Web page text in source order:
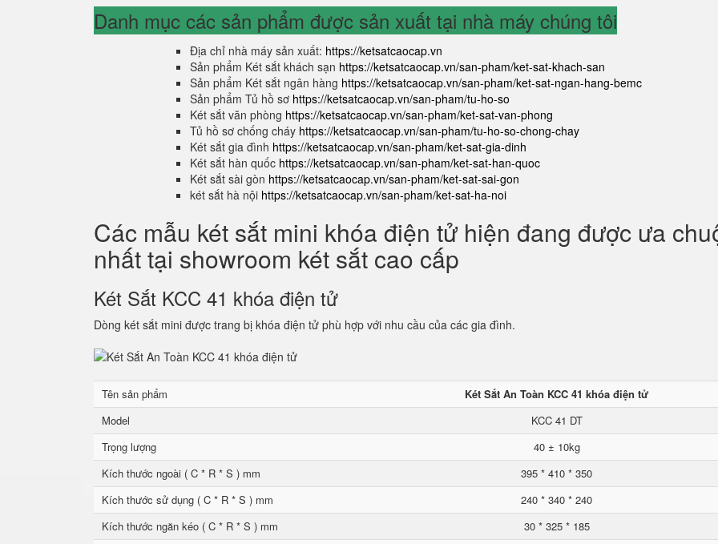
Danh mục các sản phẩm được sản xuất tại nhà máy chúng tôi
Địa chỉ nhà máy sản xuất: https://ketsatcaocap.vn
Sản phẩm Két sắt khách sạn https://ketsatcaocap.vn/san-pham/ket-sat-khach-san
Sản phẩm Két sắt ngân hàng https://ketsatcaocap.vn/san-pham/ket-sat-ngan-hang-bemc
Sản phẩm Tủ hồ sơ https://ketsatcaocap.vn/san-pham/tu-ho-so
Két sắt văn phòng https://ketsatcaocap.vn/san-pham/ket-sat-van-phong
Tủ hồ sơ chống cháy https://ketsatcaocap.vn/san-pham/tu-ho-so-chong-chay
Két sắt gia đình https://ketsatcaocap.vn/san-pham/ket-sat-gia-dinh
Két sắt hàn quốc https://ketsatcaocap.vn/san-pham/ket-sat-han-quoc
Két sắt sài gòn https://ketsatcaocap.vn/san-pham/ket-sat-sai-gon
két sắt hà nội https://ketsatcaocap.vn/san-pham/ket-sat-ha-noi
Các mẫu két sắt mini khóa điện tử hiện đang được ưa
nhất tại showroom két sắt cao cấp
Két Sắt KCC 41 khóa điện tử
Dòng két sắt mini được trang bị khóa điện tử phù hợp với nhu cầu của các gia đình.
Tên sản phẩm
Két Sắt An Toàn KCC 41 khóa điện tử
Model
KCC 41 DT
Trọng lượng
40 ± 10kg
Kích thước ngoài ( C * R * S ) mm
395 * 410 * 350
Kích thước sử dụng ( C * R * S ) mm
240 * 340 * 240
Kích thước ngăn kéo ( C * R * S ) mm
30 * 325 * 185